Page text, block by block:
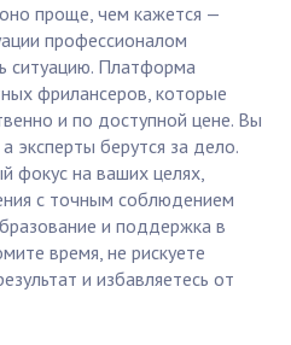
проще, чем кажется —
профессионалом
ситуацию. Платформа
фрилансеров, которые
и по доступной цене. Вы
эксперты берутся за дело.
фокус на ваших целях,
с точным соблюдением
и поддержка в
время, не рискуете
и избавляетесь от